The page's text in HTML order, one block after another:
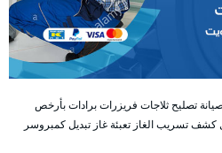
تصليح ثلاجات فريزرات برادات بأرخص
كشف تسريب الغاز تعبئة غاز تبديل كمبروسر